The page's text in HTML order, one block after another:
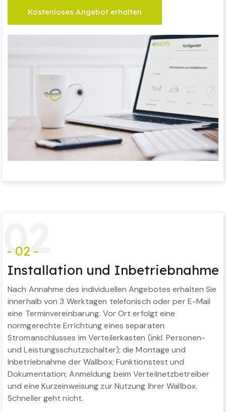
Kostenloses Angebot erhalten
02
- 02 -
Installation und Inbetriebnahme
Nach Annahme des individuellen Angebotes erhalten Sie
innerhalb von 3 Werktagen telefonisch oder per E-Mail
eine Terminvereinbarung. Vor Ort erfolgt eine
normgerechte Errichtung eines separaten
Stromanschlusses im Verteilerkasten (inkl. Personen-
und Leistungsschutzschalter); die Montage und
Inbetriebnahme der Wallbox; Funktionstest und
Dokumentation; Anmeldung beim Verteilnetzbetreiber
und eine Kurzeinweisung zur Nutzung Ihrer Wallbox.
Schneller geht nicht.